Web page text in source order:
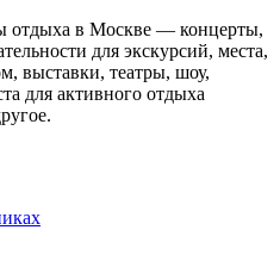
отдыха в Москве — концерты,
для экскурсий, места,
выставки, театры, шоу,
для активного отдыха